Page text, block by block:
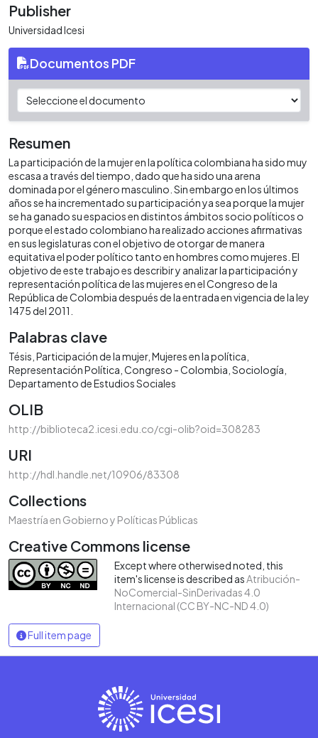
Publisher
Universidad Icesi
Documentos PDF
Resumen
La participación de la mujer en la política colombiana ha sido muy
escasa a través del tiempo, dado que ha sido una arena
dominada por el género masculino. Sin embargo en los últimos
años se ha incrementado su participación ya sea porque la mujer
se ha ganado su espacios en distintos ámbitos socio políticos o
porque el estado colombiano ha realizado acciones afirmativas
en sus legislaturas con el objetivo de otorgar de manera
equitativa el poder político tanto en hombres como mujeres. El
objetivo de este trabajo es describir y analizar la participación y
representación política de las mujeres en el Congreso de la
República de Colombia después de la entrada en vigencia de la ley
1475 del 2011.
Palabras clave
Tésis Participación de la mujer Mujeres en la política
Representación Política Congreso - Colombia Sociología
Departamento de Estudios Sociales
OLIB
http://biblioteca2.icesi.edu.co/cgi-olib?oid=308283
URI
http://hdl.handle.net/10906/83308
Collections
Maestría en Gobierno y Políticas Públicas
Creative Commons license
Except where otherwised noted, this
item's license is described asAtribución-
NoComercial-SinDerivadas 4.0
Internacional (CC BY-NC-ND 4.0)
Full item page